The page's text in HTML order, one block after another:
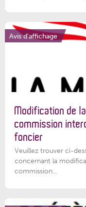
Avis d'affichage
Modification de
commission
foncier
Veuillez trouver ci-
concernant la
commission...